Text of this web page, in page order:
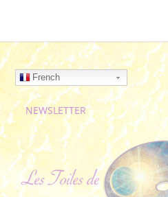
French
NEWSLETTER